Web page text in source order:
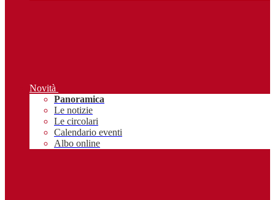
Novità
Panoramica
Le notizie
Le circolari
Calendario eventi
Albo online